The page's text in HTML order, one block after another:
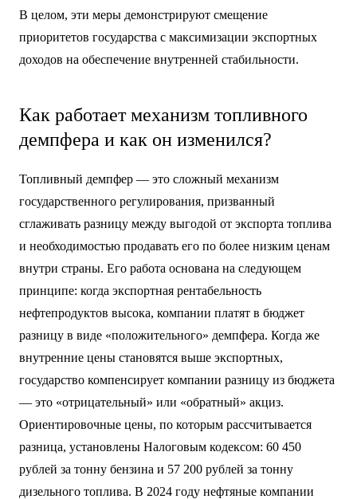
В целом, эти меры демонстрируют смещение
приоритетов государства с максимизации экспортных
доходов на обеспечение внутренней стабильности.
Как работает механизм топливного
демпфера и как он изменился?
Топливный демпфер — это сложный механизм
государственного регулирования, призванный
сглаживать разницу между выгодой от экспорта топлива
и необходимостью продавать его по более низким ценам
внутри страны. Его работа основана на следующем
принципе: когда экспортная рентабельность
нефтепродуктов высока, компании платят в бюджет
разницу в виде «положительного» демпфера. Когда же
внутренние цены становятся выше экспортных,
государство компенсирует компании разницу из бюджета
— это «отрицательный» или «обратный» акциз.
Ориентировочные цены, по которым рассчитывается
разница, установлены Налоговым кодексом: 60 450
рублей за тонну бензина и 57 200 рублей за тонну
дизельного топлива. В 2024 году нефтяные компании